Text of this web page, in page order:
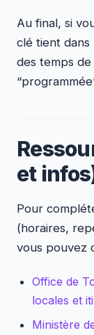
Au final, si
clé tient dans
des temps
et
Pour
(horaires,
vous pouvez
Office de
locales et
Ministère